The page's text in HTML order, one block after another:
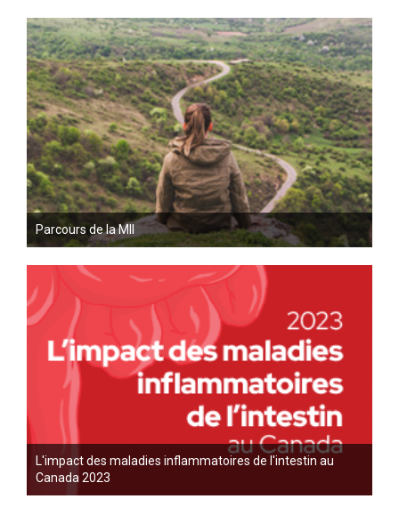
Parcours de la MII
L'impact des maladies inflammatoires de l'intestin au
Canada 2023